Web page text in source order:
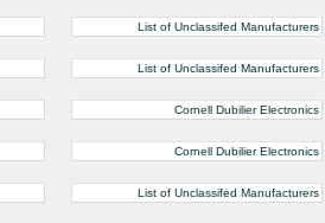
List of Unclassifed Manufacturers
List of Unclassifed Manufacturers
Cornell Dubilier Electronics
Cornell Dubilier Electronics
List of Unclassifed Manufacturers